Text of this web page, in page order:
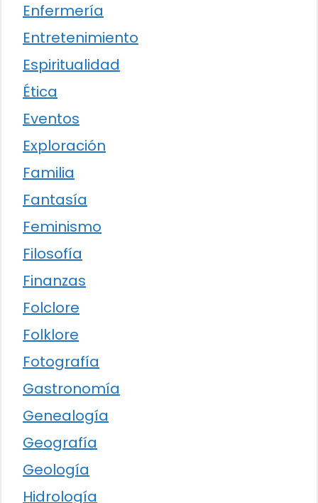
Enfermería
Entretenimiento
Espiritualidad
Ética
Eventos
Exploración
Familia
Fantasía
Feminismo
Filosofía
Finanzas
Folclore
Folklore
Fotografía
Gastronomía
Genealogía
Geografía
Geología
Hidrología